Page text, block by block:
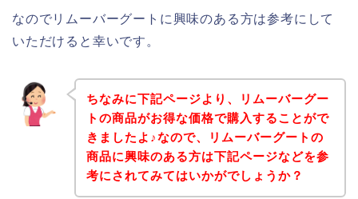
なのでリムーバーグートに興味のある方は参考にして
いただけると幸いです。
ちなみに下記ページより、リムーバーグー
トの商品がお得な価格で購入することがで
きましたよ♪なので、リムーバーグートの
商品に興味のある方は下記ページなどを参
考にされてみてはいかがでしょうか？